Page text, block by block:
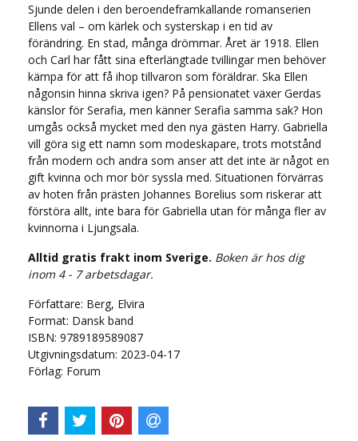
Sjunde delen i den beroendeframkallande romanserien
Ellens val – om kärlek och systerskap i en tid av
förändring. En stad, många drömmar. Året är 1918. Ellen
och Carl har fått sina efterlängtade tvillingar men behöver
kämpa för att få ihop tillvaron som föräldrar. Ska Ellen
någonsin hinna skriva igen? På pensionatet växer Gerdas
känslor för Serafia, men känner Serafia samma sak? Hon
umgås också mycket med den nya gästen Harry. Gabriella
vill göra sig ett namn som modeskapare, trots motstånd
från modern och andra som anser att det inte är något en
gift kvinna och mor bör syssla med. Situationen förvärras
av hoten från prästen Johannes Borelius som riskerar att
förstöra allt, inte bara för Gabriella utan för många fler av
kvinnorna i Ljungsala.
Alltid gratis frakt inom Sverige. Boken är hos dig
inom 4 - 7 arbetsdagar.
Författare: Berg, Elvira
Format: Dansk band
ISBN: 9789189589087
Utgivningsdatum: 2023-04-17
Förlag: Forum